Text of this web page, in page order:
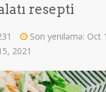
Makaron Mal əti
yemək
Suplar Tortlar
resepti
Son yeniləmə: Oct
2021